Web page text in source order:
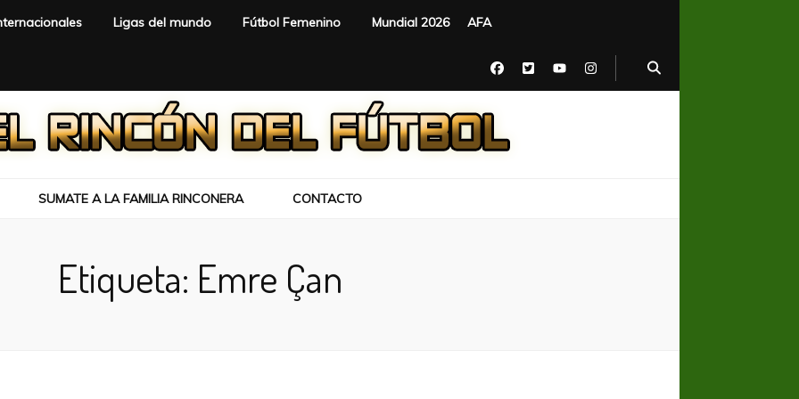
Ligas del mundo Fútbol Femenino Mundial 2026 AFA
SUMATE A LA FAMILIA RINCONERA CONTACTO
Etiqueta: Emre Çan